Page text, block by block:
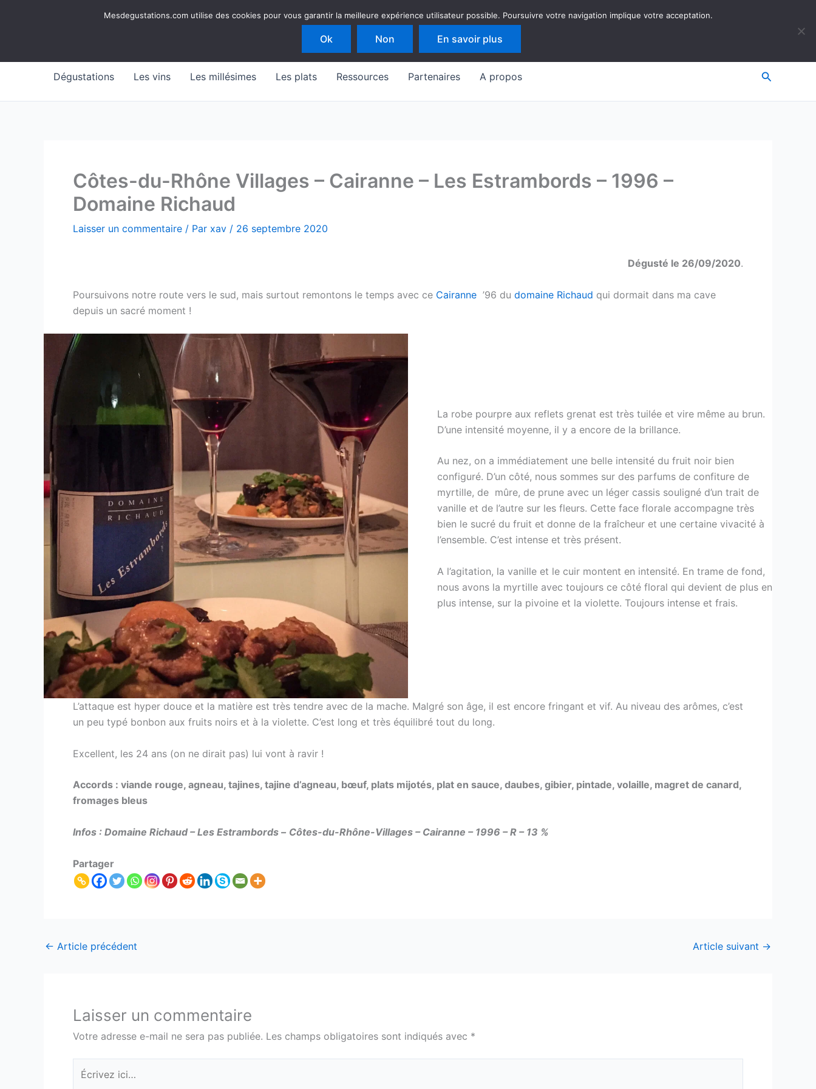
Mesdegustations
Dégustations Les vins Les millésimes Les plats Ressources Partenaires A propos
Côtes-du-Rhône Villages – Cairanne – Les Estrambords – 1996 –
Domaine Richaud
Laisser un commentaire / Par xav / 26 septembre 2020
Dégusté le 26/09/2020.
Poursuivons notre route vers le sud, mais surtout remontons le temps avec ce Cairanne ’96 du domaine Richaud qui dormait dans ma cave
depuis un sacré moment !
La robe pourpre aux reflets grenat est très tuilée et vire même au brun.
D’une intensité moyenne, il y a encore de la brillance.
Au nez, on a immédiatement une belle intensité du fruit noir bien
configuré. D’un côté, nous sommes sur des parfums de confiture de
myrtille, de mûre, de prune avec un léger cassis souligné d’un trait de
vanille et de l’autre sur les fleurs. Cette face florale accompagne très
bien le sucré du fruit et donne de la fraîcheur et une certaine vivacité à
l’ensemble. C’est intense et très présent.
A l’agitation, la vanille et le cuir montent en intensité. En trame de fond,
nous avons la myrtille avec toujours ce côté floral qui devient de plus en
plus intense, sur la pivoine et la violette. Toujours intense et frais.
L’attaque est hyper douce et la matière est très tendre avec de la mache. Malgré son âge, il est encore fringant et vif. Au niveau des arômes, c’est
un peu typé bonbon aux fruits noirs et à la violette. C’est long et très équilibré tout du long.
Excellent, les 24 ans (on ne dirait pas) lui vont à ravir !
Accords : viande rouge, agneau, tajines, tajine d’agneau, bœuf, plats mijotés, plat en sauce, daubes, gibier, pintade, volaille, magret de canard,
fromages bleus
Infos : Domaine Richaud – Les Estrambords – Côtes-du-Rhône-Villages – Cairanne – 1996 – R – 13 %
Partager
← Article précédent Article suivant →
Laisser un commentaire
Votre adresse e-mail ne sera pas publiée. Les champs obligatoires sont indiqués avec *
Écrivez
ici…
Mesdegustations.com utilise des cookies pour vous garantir la meilleure expérience utilisateur possible. Poursuivre votre navigation implique votre acceptation.
Ok Non En savoir plus